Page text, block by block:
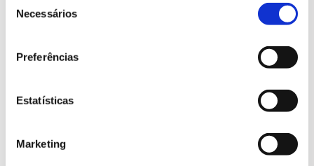
Necessários
Preferências
Estatísticas
Marketing
acompanhadas no Páteo da Nora, em frente ao Picadeiro
uma hora antes do início do espetáculo.
Preçário